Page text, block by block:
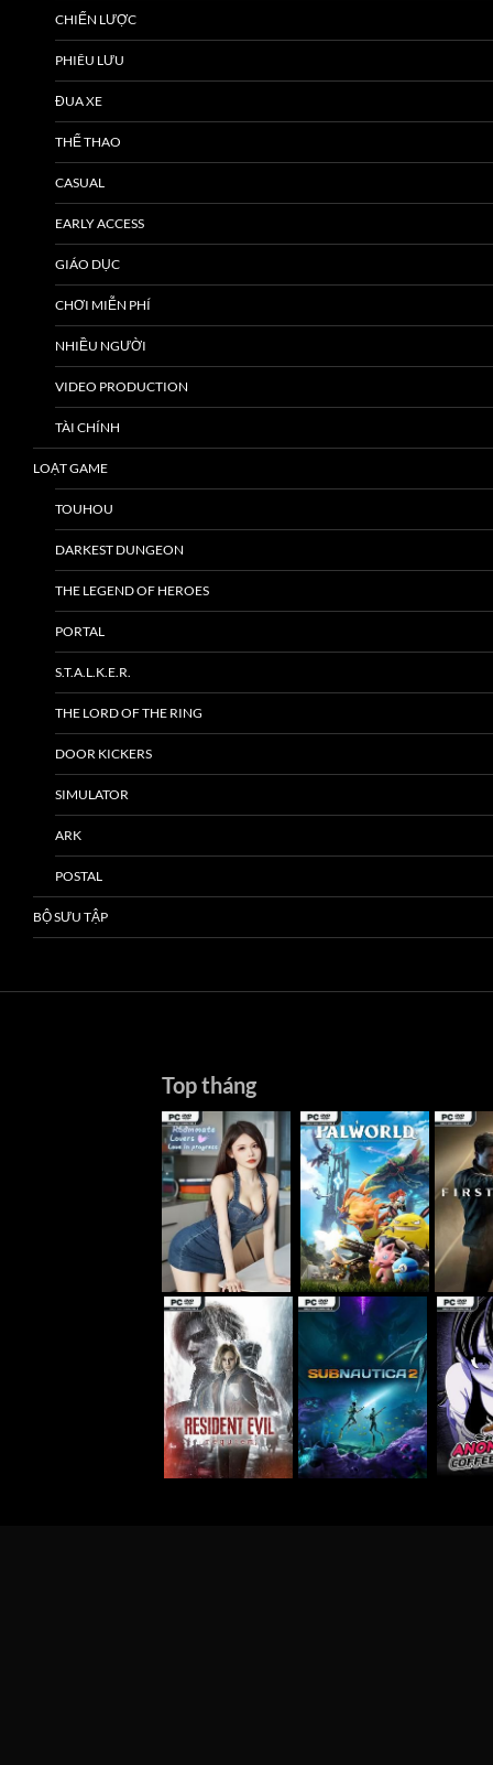
CHIẾN LƯỢC
PHIÊU LƯU
ĐUA XE
THỂ THAO
CASUAL
EARLY ACCESS
GIÁO DỤC
CHƠI MIỄN PHÍ
NHIỀU NGƯỜI
VIDEO PRODUCTION
TÀI CHÍNH
LOẠT GAME
TOUHOU
DARKEST DUNGEON
THE LEGEND OF HEROES
PORTAL
S.T.A.L.K.E.R.
THE LORD OF THE RING
DOOR KICKERS
SIMULATOR
ARK
POSTAL
BỘ SƯU TẬP
Top tháng